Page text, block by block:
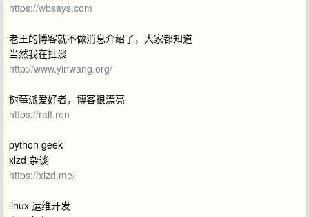
https://wbsays.com
老王的博客就不做消息介绍了，大家都知道
当然我在扯淡
http://www.yinwang.org/
树莓派爱好者，博客很漂亮
https://ralf.ren
python geek
xlzd 杂谈
https://xlzd.me/
linux 运维开发